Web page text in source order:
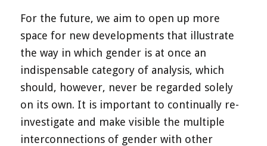
For the future, we aim to open up more
space for new developments that illustrate
the way in which gender is at once an
indispensable category of analysis, which
should, however, never be regarded solely
on its own. It is important to continually re-
investigate and make visible the multiple
interconnections of gender with other